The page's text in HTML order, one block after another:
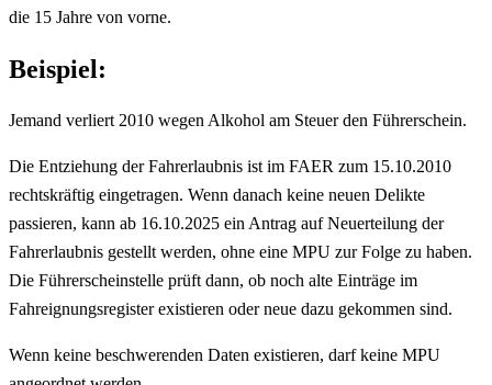
die 15 Jahre von vorne.
Beispiel:
Jemand verliert 2010 wegen Alkohol am Steuer den Führerschein.
Die Entziehung der Fahrerlaubnis ist im FAER zum 15.10.2010
rechtskräftig eingetragen. Wenn danach keine neuen Delikte
passieren, kann ab 16.10.2025 ein Antrag auf Neuerteilung der
Fahrerlaubnis gestellt werden, ohne eine MPU zur Folge zu haben.
Die Führerscheinstelle prüft dann, ob noch alte Einträge im
Fahreignungsregister existieren oder neue dazu gekommen sind.
Wenn keine beschwerenden Daten existieren, darf keine MPU